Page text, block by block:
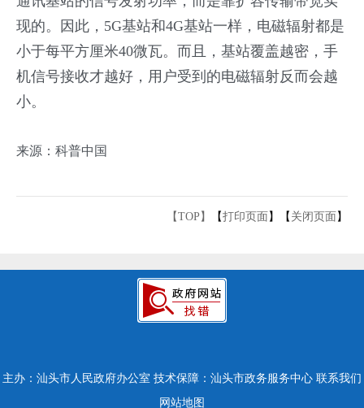
现的。因此，5G基站和4G基站一样，电磁辐射都是
小于每平方厘米40微瓦。而且，基站覆盖越密，手
机信号接收才越好，用户受到的电磁辐射反而会越
小。
来源：科普中国
【TOP】 【打印页面 】【 关闭页面 】
主办：汕头市人民政府办公室 技术保障：汕头市政务服务中心 联系我们
网站地图